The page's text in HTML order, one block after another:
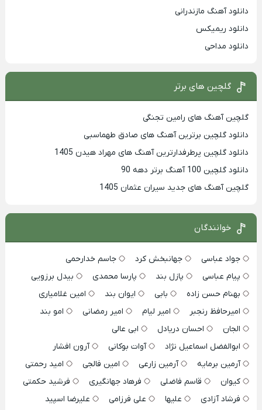
دانلود آهنگ مازندرانی
دانلود ریمیکس
دانلود مداحی
گلچین های برتر
گلچین آهنگ های رامین تجنگی
دانلود گلچین برترین آهنگ های صادق طهماسبی
دانلود گلچین پرطرفدارترین آهنگ های مهراد هیدن 1405
دانلود گلچین 100 آهنگ برتر دهه 90
گلچین آهنگ های جدید سیران عثمان 1405
خوانندگان
جواد عباسی جهانبخش کرد
جاسم خدارحمی
پیام عباسی
پازل بند پارسا محمدی
بیدل برزویی
بهنام حسن زاده
بابی ایوان بند
امین غلامیاری
امیرحافظ رنجبر
امیر لیام امیر رمضانی
امو بند
الجان
احسان دریادل
ابی عالی
ابوالفضل اسماعیل نژاد
آوات بوکانی
آرون افشار
آرمین برمایه
آرمین زارعی امین فالجی
امید رحمتی
کیوان
قاسم فاضلی فرهاد جهانگیری
فرشید حکمتی
فرشاد آزادی
علیها علی فرزامی
علیرضا اسپید